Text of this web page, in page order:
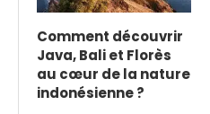
Comment découvrir
Java, Bali et Florès
au cœur de la nature
indonésienne ?